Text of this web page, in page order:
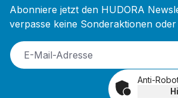
Abonniere jetzt den HUDORA
verpasse keine Sonderaktionen
Anti-